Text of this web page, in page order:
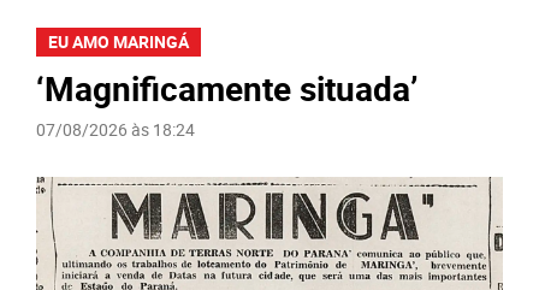
EU AMO MARINGÁ
‘Magnificamente situada’
07/08/2026 às 18:24